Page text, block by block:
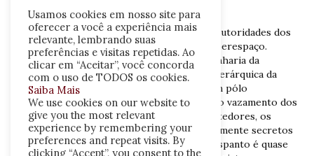
Após a passagem do furacão WikiLeaks, as autoridades dos
EUA começaram dedicar mais atenção ao ciberespaço.
Políticos americanos propõem uma reengenharia da
Internet para interferir na estrutura não-hierárquica da
rede, de modo a promover a ascensão de um pólo
centralizador do fluxo informacional. “Com o vazamento dos
telegramas, a exibição de vídeos comprometedores, os
uploads de dossiês sobre os rumos supostamente secretos
das relações internacionais, a sensação de espanto é quase
Usamos cookies em nosso site para
oferecer a você a experiência mais
relevante, lembrando suas
preferências e visitas repetidas. Ao
clicar em “Aceitar”, você concorda
com o uso de TODOS os cookies.
Saiba Mais
We use cookies on our website to
give you the most relevant
experience by remembering your
preferences and repeat visits. By
clicking “Accept”, you consent to the